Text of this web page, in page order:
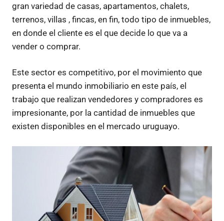
gran variedad de casas, apartamentos, chalets,
terrenos, villas , fincas, en fin, todo tipo de inmuebles,
en donde el cliente es el que decide lo que va a
vender o comprar.
Este sector es competitivo, por el movimiento que
presenta el mundo inmobiliario en este país, el
trabajo que realizan vendedores y compradores es
impresionante, por la cantidad de inmuebles que
existen disponibles en el mercado uruguayo.